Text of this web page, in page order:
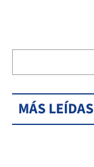
MÁS LEÍDAS